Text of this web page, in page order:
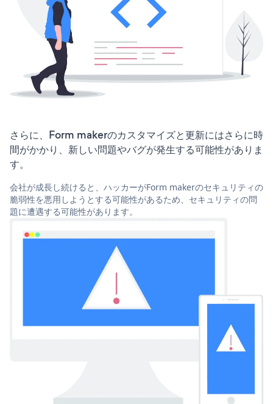
さらに、Form makerのカスタマイズと更新にはさらに時
間がかかり、新しい問題やバグが発生する可能性がありま
す。
会社が成長し続けると、ハッカーがForm makerのセキュリティの
脆弱性を悪用しようとする可能性があるため、セキュリティの問
題に遭遇する可能性があります。